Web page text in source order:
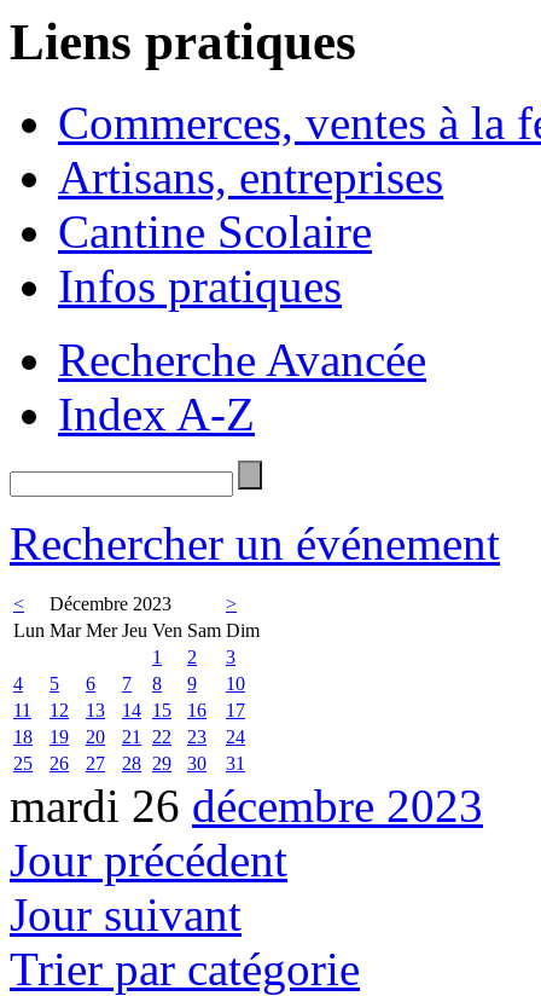
Liens pratiques
Commerces, ventes à la
Artisans, entreprises
Cantine Scolaire
Infos pratiques
Recherche Avancée
Index A-Z
Rechercher un événement
< Décembre 2023
>
Lun Mar Mer Jeu Ven Sam Dim
1
2
3
4
5 6 7 8 9
10
11
12 13 14 15 16
17
18
19 20 21 22 23
24
25
26 27 28 29 30 31
mardi 26 décembre 2023
Jour précédent
Jour suivant
Trier par catégorie